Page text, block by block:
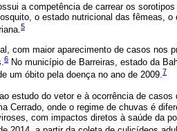
a competência de carrear os
o estado nutricional das fêmeas,
5
com maior aparecimento de casos nos
6 No município de Barreiras, estado da
um óbito pela doença no ano de 2009.7
estudo do vetor e à ocorrência de casos
Cerrado, onde o regime de chuvas é
com impactos diretos à saúde da